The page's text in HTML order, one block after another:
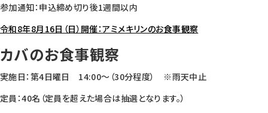
参加通知：申込締め切り後1週間以内
令和8年8月16日（日）開催：アミメキリンのお食事観察
カバのお食事観察
実施日：第4日曜日 14:00～（30分程度） ※雨天中止
定員：40名（定員を超えた場合は抽選となります。）